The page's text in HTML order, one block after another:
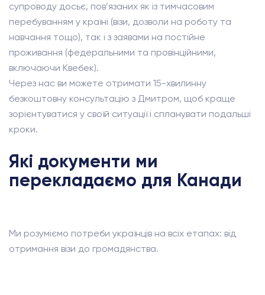
супроводу досьє, пов’язаних як із тимчасовим
перебуванням у країні (візи, дозволи на роботу та
навчання тощо), так і з заявами на постійне
проживання (федеральними та провінційними,
включаючи Квебек).
Через нас ви можете отримати 15-хвилинну
безкоштовну консультацію з Дмитром, щоб краще
зорієнтуватися у своїй ситуації і спланувати подальші
кроки.
Які документи ми
перекладаємо для Канади
Ми розуміємо потреби українців на всіх етапах: від
отримання візи до громадянства.